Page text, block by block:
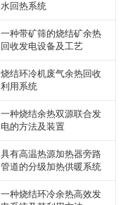
水回热系统
一种带矿筛的烧结矿余热
回收发电设备及工艺
烧结环冷机废气余热回收
利用系统
一种烧结余热双源联合发
电的方法及装置
具有高温热源加热器旁路
管道的分级加热供暖系统
一种烧结环冷余热高效发